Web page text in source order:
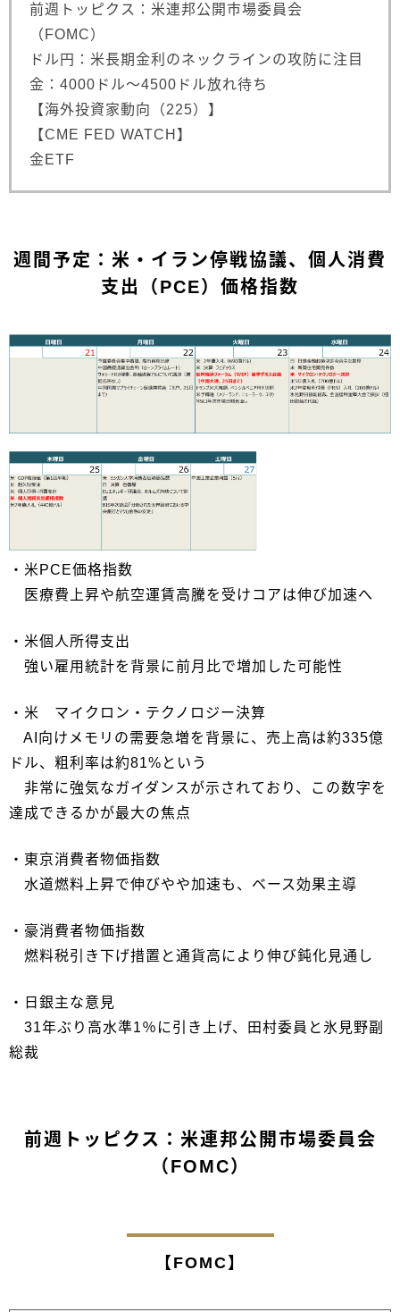
前週トッピクス：米連邦公開市場委員会
（FOMC）
ドル円：米長期金利のネックラインの攻防に注目
金：4000ドル～4500ドル放れ待ち
【海外投資家動向（225）】
【CME FED WATCH】
金ETF
週間予定：米・イラン停戦協議、個人消費
支出（PCE）価格指数
・米PCE価格指数
医療費上昇や航空運賃高騰を受けコアは伸び加速へ
・米個人所得支出
強い雇用統計を背景に前月比で増加した可能性
・米 マイクロン・テクノロジー決算
AI向けメモリの需要急増を背景に、売上高は約335億
ドル、粗利率は約81%という
非常に強気なガイダンスが示されており、この数字を
達成できるかが最大の焦点
・東京消費者物価指数
水道燃料上昇で伸びやや加速も、ベース効果主導
・豪消費者物価指数
燃料税引き下げ措置と通貨高により伸び鈍化見通し
・日銀主な意見
31年ぶり高水準1％に引き上げ、田村委員と氷見野副
総裁
前週トッピクス：米連邦公開市場委員会
（FOMC）
【FOMC】